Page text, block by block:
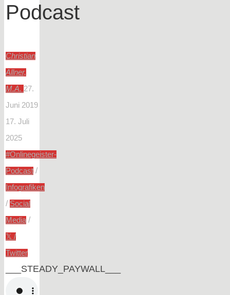
Podcast
Christian
Allner,
M.A. 27.
Juni 2019
17. Juli
2025
#Onlinegeister-
Podcast/
Infografiken
/ Social
Media/
𝕏 /
Twitter
___STEADY_PAYWALL___